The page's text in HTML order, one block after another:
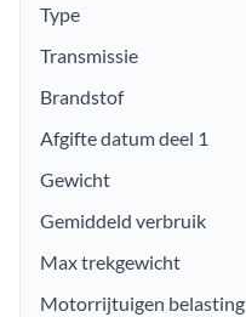
Type
Transmissie
Brandstof
Afgifte datum deel 1
Gewicht
Gemiddeld verbruik
Max trekgewicht
Motorrijtuigen belasting